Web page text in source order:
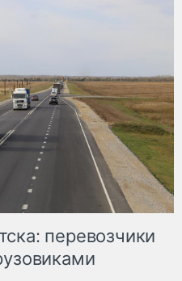
перевозчики